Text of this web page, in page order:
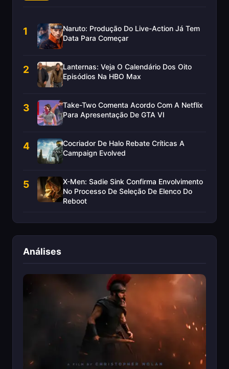
1
Naruto: Produção Do Live-Action Já Tem
Data Para Começar
2
Lanternas: Veja O Calendário Dos Oito
Episódios Na HBO Max
3
Take-Two Comenta Acordo Com A Netflix
Para Apresentação De GTA VI
4
Cocriador De Halo Rebate Críticas A
Campaign Evolved
5
X-Men: Sadie Sink Confirma Envolvimento
No Processo De Seleção De Elenco Do
Reboot
Análises